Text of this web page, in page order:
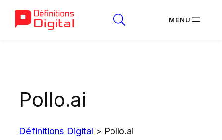
Pollo.ai
Définitions Digital > Pollo.ai